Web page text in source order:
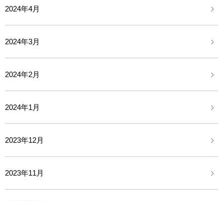
2024年4月
2024年3月
2024年2月
2024年1月
2023年12月
2023年11月